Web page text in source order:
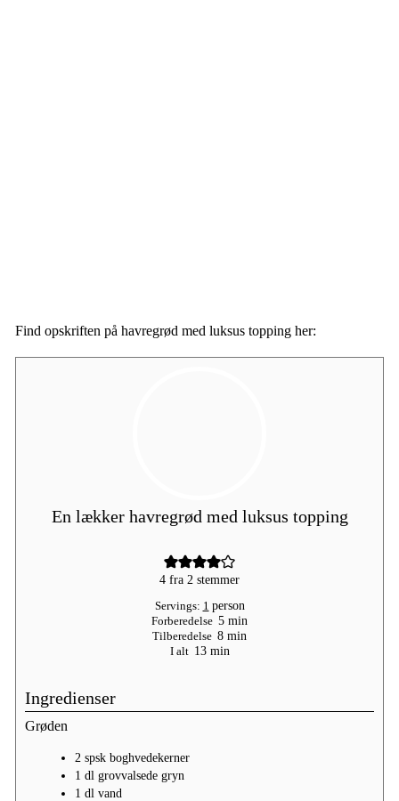
Find opskriften på havregrød med luksus topping her:
En lækker havregrød med luksus topping
4 fra 2 stemmer
Servings: 1 person
Forberedelse 5minutter
min
Tilberedelse 8minutter
min
I alt 13minutter
min
Ingredienser
Grøden
2 spsk boghvedekerner
1 dl grovvalsede gryn
1 dl vand